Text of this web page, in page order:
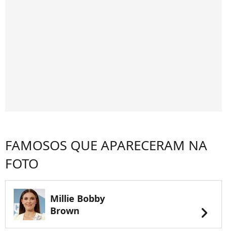
FAMOSOS QUE APARECERAM NA
FOTO
Millie Bobby
Brown
chevron_right